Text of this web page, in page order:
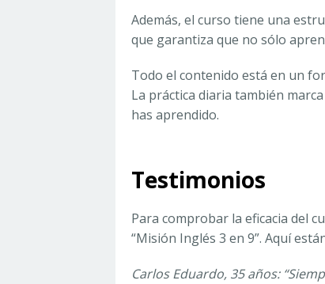
Además, el curso tiene una
que garantiza que no sólo
Todo el contenido está en un
La práctica diaria también
has aprendido.
Testimonios
Para comprobar la eficacia del
“Misión Inglés 3 en 9”. Aquí
Carlos Eduardo, 35 años: